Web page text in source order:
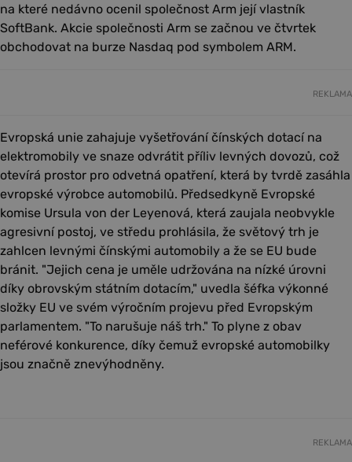
na které nedávno ocenil společnost Arm její vlastník
SoftBank. Akcie společnosti Arm se začnou ve čtvrtek
obchodovat na burze Nasdaq pod symbolem ARM.
REKLAMA
Evropská unie zahajuje vyšetřování čínských dotací na
elektromobily ve snaze odvrátit příliv levných dovozů, což
otevírá prostor pro odvetná opatření, která by tvrdě zasáhla
evropské výrobce automobilů. Předsedkyně Evropské
komise Ursula von der Leyenová, která zaujala neobvykle
agresivní postoj, ve středu prohlásila, že světový trh je
zahlcen levnými čínskými automobily a že se EU bude
bránit. "Jejich cena je uměle udržována na nízké úrovni
díky obrovským státním dotacím," uvedla šéfka výkonné
složky EU ve svém výročním projevu před Evropským
parlamentem. "To narušuje náš trh." To plyne z obav
neférové konkurence, díky čemuž evropské automobilky
jsou značně znevýhodněny.
REKLAMA